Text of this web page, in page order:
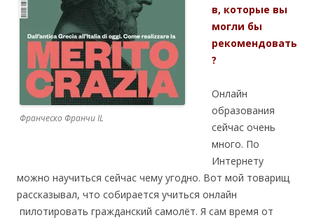
Франческо Франчи IL
в, которые вы
могли бы
рекомендовать
?
Онлайн
образования
сейчас очень
много. По
Интернету
можно научиться сейчас чему угодно. Вот мой товарищ
рассказывал, что собирается учиться онлайн
пилотировать гражданский самолёт. Я сам время от